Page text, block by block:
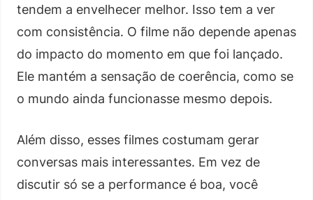
tendem a envelhecer melhor. Isso tem a ver
com consistência. O filme não depende apenas
do impacto do momento em que foi lançado.
Ele mantém a sensação de coerência, como se
o mundo ainda funcionasse mesmo depois.
Além disso, esses filmes costumam gerar
conversas mais interessantes. Em vez de
discutir só se a performance é boa, você